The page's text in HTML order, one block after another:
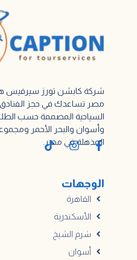
شركة كابشن تورز سيرفيس
مصر تساعدك في حجز الفنادق
السياحية المصممة حسب
وأسوان والبحر الأحمر
المذهلة في مصر.
الوجهات
القاهرة
الأسكندرية
شرم الشيخ
أسوان